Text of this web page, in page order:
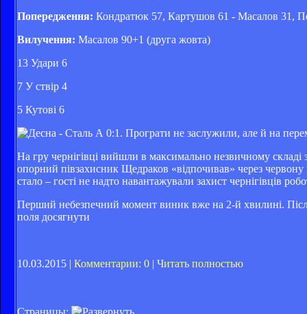
Попередження: Кондратюк 57, Картушов 61 - Масалов 31,
Вилучення: Масалов 90+1 (друга жовта)
13 Удари 6
7 У ствір 4
5 Кутові 6
На гру чернігівці вийшли в максимально незвичному складі
опорний півзахисник Щедраков «відпочивав» через
стало – гості не надто навантажували захист чернігівців
Перший небезпечний момент виник вже на 2-й хвилині.
поля досягнути
10.03.2015 | Комментарии: 0 | Читать полностью
Страницы: